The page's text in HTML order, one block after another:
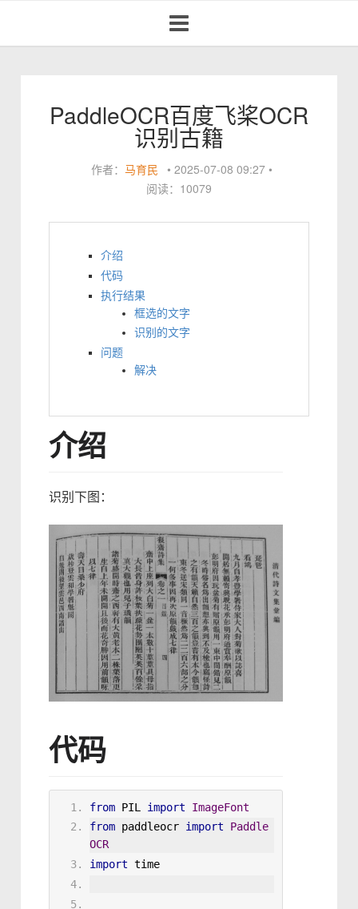
navigation
PaddleOCR百度飞桨OCR
识别古籍
作者： 马育民 • 2025-07-08 09:27 •
阅读：10079
介绍
代码
执行结果
框选的文字
识别的文字
问题
解决
介绍
识别下图：
代码
from PIL import
ImageFont
from paddleocr import
Paddle
OCR
import time